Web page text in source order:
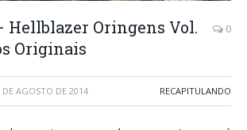
Hellblazer Oringens Vol.
Originais
0
DE AGOSTO DE 2014 RECAPITULANDO